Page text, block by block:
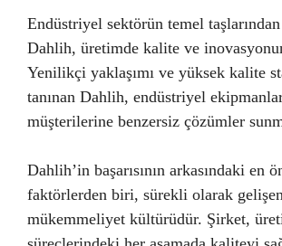
Endüstriyel sektörün temel
Dahlih, üretimde kalite ve
Yenilikçi yaklaşımı ve yüksek kalite
tanınan Dahlih, endüstriyel
müşterilerine benzersiz çözümler
Dahlih’in başarısının arkasındaki en
faktörlerden biri, sürekli olarak gelişen
mükemmeliyet kültürüdür. Şirket,